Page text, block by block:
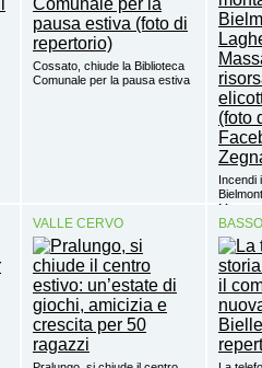
Cossato, chiude la Biblioteca
Comunale per la pausa estiva
Incendi
per gli
VALLE CERVO